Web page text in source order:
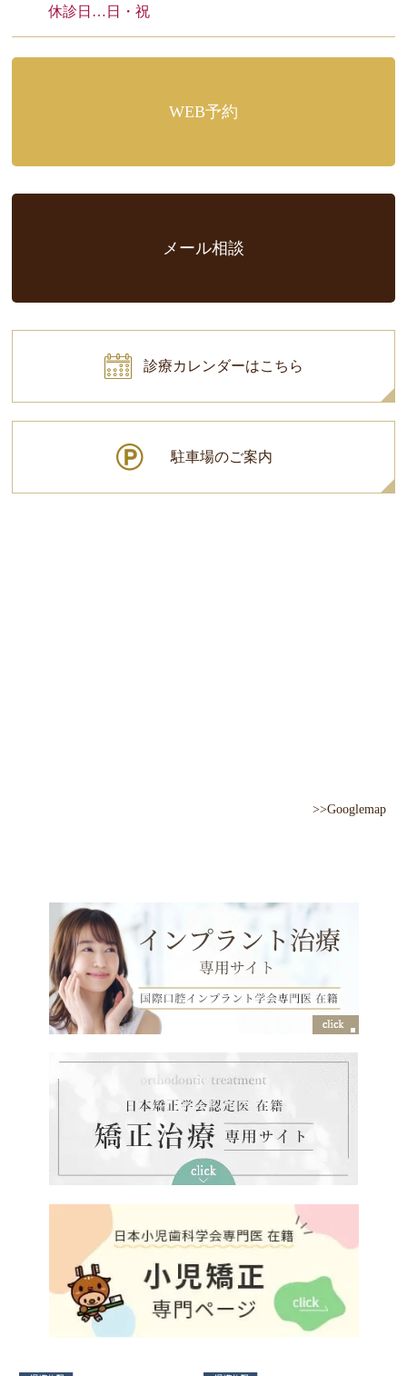
休診日…日・祝
WEB予約
メール相談
診療カレンダーはこちら
駐車場のご案内
>>Googlemap